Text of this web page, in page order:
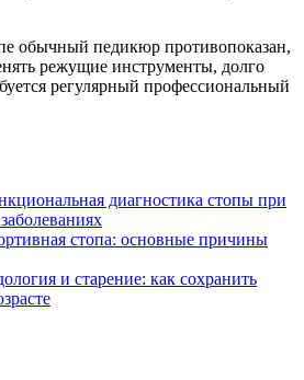
обычный педикюр противопоказан,
режущие инструменты, долго
регулярный профессиональный
диагностика стопы при
стопа: основные причины
и старение: как сохранить